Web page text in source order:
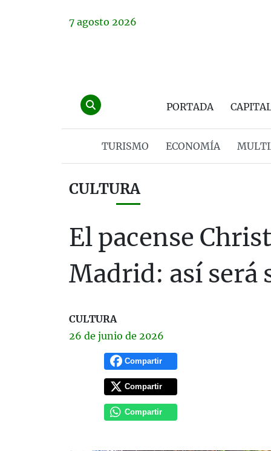
7 agosto 2026
PORTADA
TURISMO ECONOMÍA
CULTURA
El pacense
Madrid: así será
CULTURA
26 de junio de 2026
Compartir
Compartir
Compartir